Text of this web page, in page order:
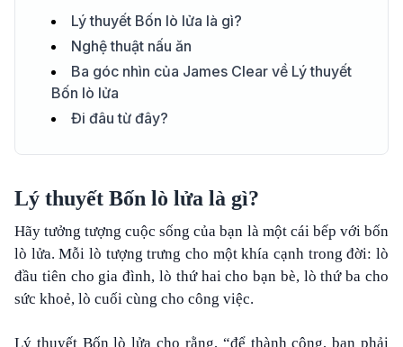
Lý thuyết Bốn lò lửa là gì?
Nghệ thuật nấu ăn
Ba góc nhìn của James Clear về Lý thuyết
Bốn lò lửa
Đi đâu từ đây?
Lý thuyết Bốn lò lửa là gì?
Hãy tưởng tượng cuộc sống của bạn là một cái bếp với bốn
lò lửa. Mỗi lò tượng trưng cho một khía cạnh trong đời: lò
đầu tiên cho gia đình, lò thứ hai cho bạn bè, lò thứ ba cho
sức khoẻ, lò cuối cùng cho công việc.
Lý thuyết Bốn lò lửa cho rằng, “để thành công, bạn phải